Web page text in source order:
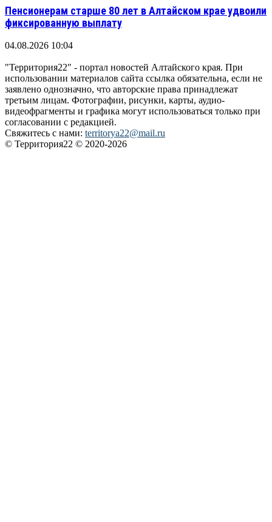
Пенсионерам старше 80 лет в Алтайском крае удвоили
фиксированную выплату
04.08.2026 10:04
"Территория22" - портал новостей Алтайского края. При
использовании материалов сайта ссылка обязательна, если не
заявлено однозначно, что авторские права принадлежат
третьим лицам. Фотографии, рисунки, карты, аудио-
видеофрагменты и графика могут использоваться только при
согласовании с редакцией.
Свяжитесь с нами: territorya22@mail.ru
© Территория22 © 2020-2026